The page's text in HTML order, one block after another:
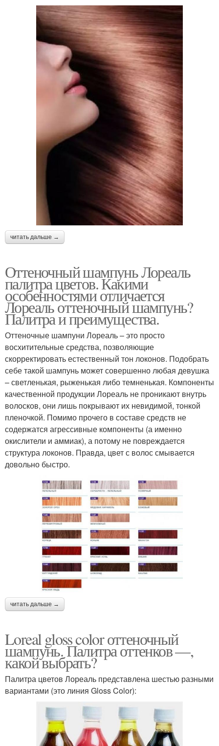
читать дальше →
Оттеночный шампунь Лореаль
палитра цветов. Какими
особенностями отличается
Лореаль оттеночный шампунь?
Палитра и преимущества.
Оттеночные шампуни Лореаль – это просто
восхитительные средства, позволяющие
скорректировать естественный тон локонов. Подобрать
себе такой шампунь может совершенно любая девушка
– светленькая, рыженькая либо темненькая. Компоненты
качественной продукции Лореаль не проникают внутрь
волосков, они лишь покрывают их невидимой, тонкой
пленочкой. Помимо прочего в составе средств не
содержатся агрессивные компоненты (а именно
окислители и аммиак), а потому не повреждается
структура локонов. Правда, цвет с волос смывается
довольно быстро.
читать дальше →
Loreal gloss color оттеночный
шампунь. Палитра оттенков —,
какой выбрать?
Палитра цветов Лореаль представлена шестью разными
вариантами (это линия Gloss Color):